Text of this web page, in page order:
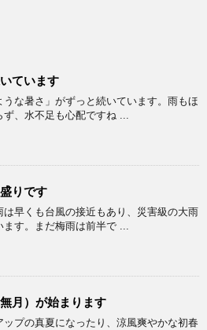
ています
うな暑さ」がずっと続いています。雨もほ
ず、水不足も心配ですね ...
りです
は早くも台風の接近もあり、災害級の大雨
ます。まだ梅雨は前半で ...
月）が始まります
ップの真夏になったり、涼風爽やかな初春